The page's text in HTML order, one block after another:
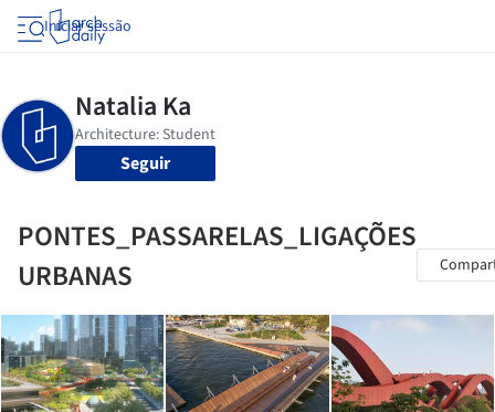
Iniciar sessão
Seguir
PONTES_PASSARELAS_LIGAÇÕES
URBANAS